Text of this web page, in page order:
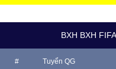
BXH BXH
# Tuyển QG